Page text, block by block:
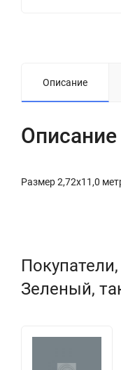
Описание
Описание
Размер 2,72х11,0
Зеленый,